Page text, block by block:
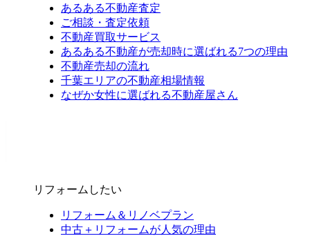
あるある不動産査定
ご相談・査定依頼
不動産買取サービス
あるある不動産が売却時に選ばれる7つの理由
不動産売却の流れ
千葉エリアの不動産相場情報
なぜか女性に選ばれる不動産屋さん
リフォームしたい
リフォーム＆リノベプラン
中古＋リフォームが人気の理由